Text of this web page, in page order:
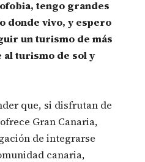
tengo grandes
donde vivo, y espero
un turismo de más
turismo de sol y
que, si disfrutan de
Gran Canaria,
de integrarse
canaria,